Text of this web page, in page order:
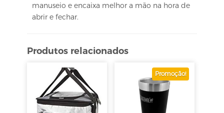
manuseio e encaixa melhor a mão na hora de
abrir e fechar.
Produtos relacionados
Promoção!